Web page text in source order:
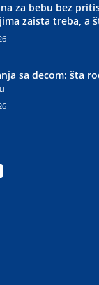
za bebu bez
zaista treba, a
sa decom: šta